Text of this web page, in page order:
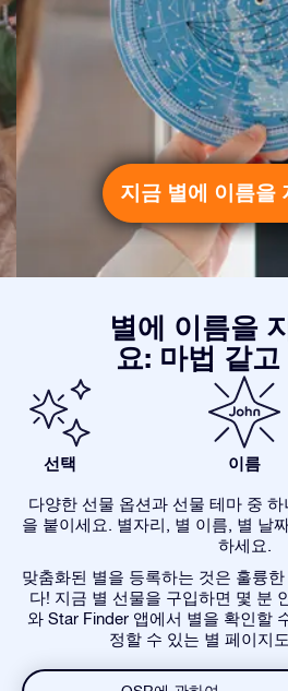
지금 별에 이름을
별에 이름을
요: 마법 같
선택 이름
다양한 선물 옵션과 선물 테마 중
을 붙이세요. 별자리, 별 이름, 별 날
하세요.
맞춤화된 별을 등록하는 것은 훌륭
다! 지금 별 선물을 구입하면 몇 분
와 Star Finder 앱에서 별을 확인할
정할 수 있는 별 페이지